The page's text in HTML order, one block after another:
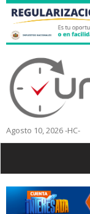
Agosto 10, 2026 -HC-